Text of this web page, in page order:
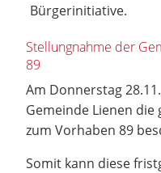
Bürgerinitiative.
Stellungnahme der
89
Am Donnerstag
Gemeinde Lienen
zum Vorhaben 89
Somit kann diese